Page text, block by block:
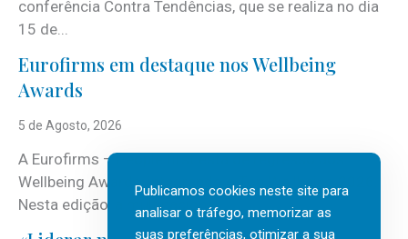
conferência Contra Tendências, que se realiza no dia
15 de...
Eurofirms em destaque nos Wellbeing
Awards
5 de Agosto, 2026
A Eurofirms – People first está de regresso aos
Wellbeing Awards, integrando o Top Wellbeing 2026.
Nesta edição, a multinacional...
Publicamos cookies neste site para
analisar o tráfego, memorizar as
suas preferências, otimizar a sua